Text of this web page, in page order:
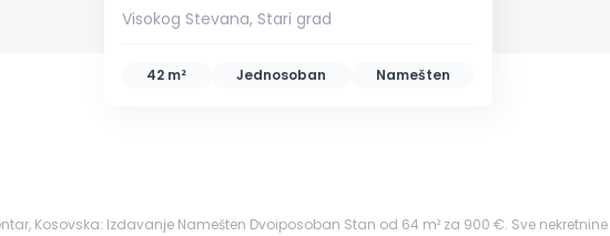
Visokog Stevana, Stari grad
42 m² Jednosoban Namešten
Kosovska: Izdavanje Namešten Dvoiposoban Stan od 64 m² za 900 €. Sve